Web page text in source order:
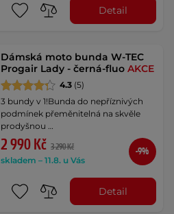
Detail
Dámská moto bunda W-TEC
Progair Lady - černá-fluoAKCE
4.3 (5)
3 bundy v 1!Bunda do nepříznivých
podmínek přeměnitelná na skvěle
prodyšnou …
2 990 Kč 3 290 Kč
skladem – 11.8. u Vás
-9%
Detail